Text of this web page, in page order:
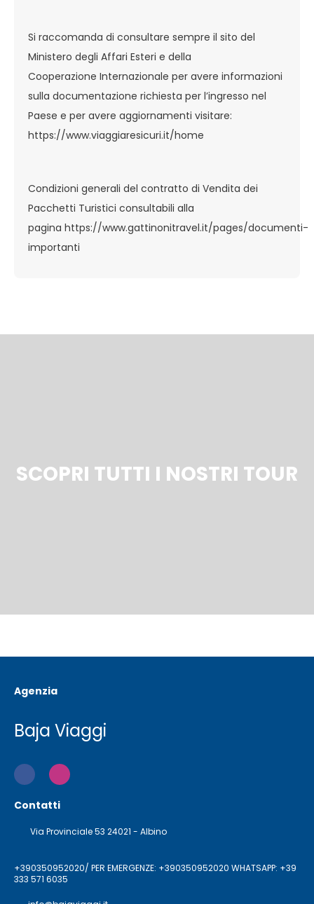
Si raccomanda di consultare sempre il sito del
Ministero degli Affari Esteri e della
Cooperazione Internazionale per avere informazioni
sulla documentazione richiesta per l’ingresso nel
Paese e per avere aggiornamenti visitare:
https://www.viaggiaresicuri.it/home
Condizioni generali del contratto di Vendita dei
Pacchetti Turistici consultabili alla
pagina https://www.gattinonitravel.it/pages/documenti-
importanti
SCOPRI TUTTI I NOSTRI TOUR
Agenzia
Baja Viaggi
Contatti
Via Provinciale 53 24021 - Albino
+390350952020/ PER EMERGENZE: +390350952020 WHATSAPP: +39
333 571 6035